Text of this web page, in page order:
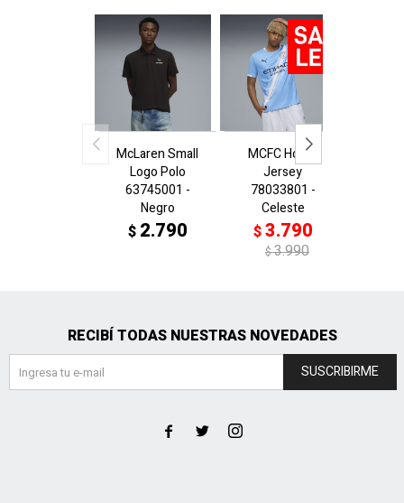
McLaren Small
Logo Polo
63745001 -
Negro
$ 2.790
MCFC Home
Jersey
78033801 -
Celeste
$3.790
$3.990
RECIBÍ TODAS NUESTRAS NOVEDADES
SUSCRIBIRME
  